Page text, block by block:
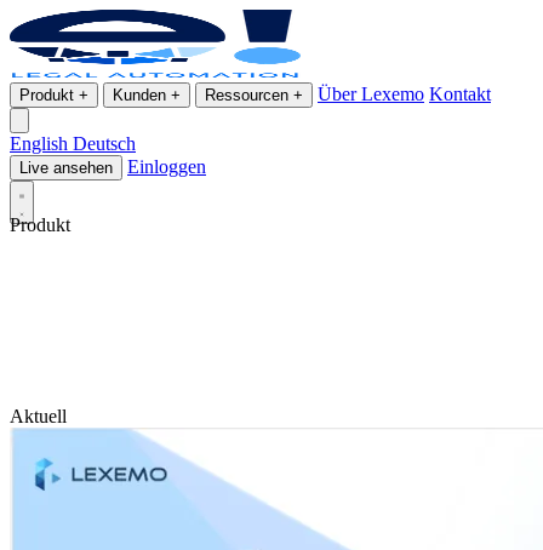
Produkt + Kunden + Ressourcen + Über Lexemo Kontakt
English Deutsch
Live ansehen Einloggen
Produkt
Aktuell